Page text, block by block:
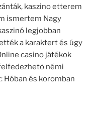
kaszino etterem
ismertem Nagy
legjobban
a karaktert és úgy
casino játékok
némi
Hóban és koromban